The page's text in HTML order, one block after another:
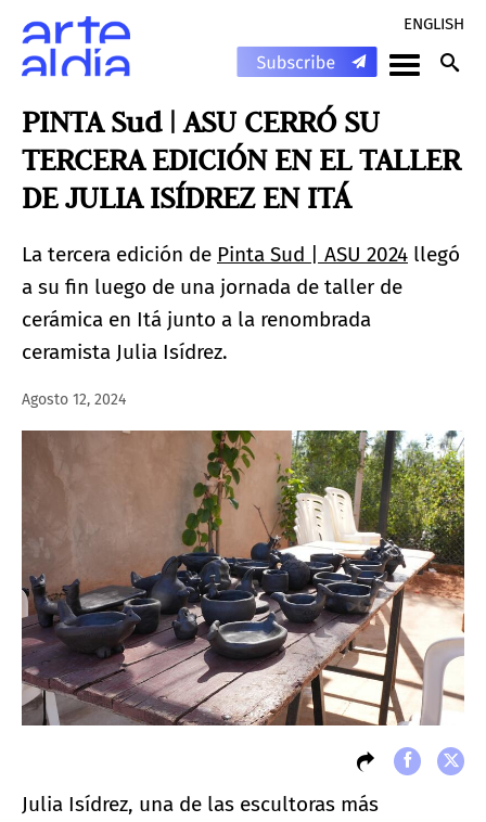
ENGLISH
PINTA Sud | ASU CERRÓ SU
TERCERA EDICIÓN EN EL TALLER
DE JULIA ISÍDREZ EN ITÁ
La tercera edición de Pinta Sud | ASU 2024 llegó
a su fin luego de una jornada de taller de
cerámica en Itá junto a la renombrada
ceramista Julia Isídrez.
Agosto 12, 2024
Julia Isídrez, una de las escultoras más